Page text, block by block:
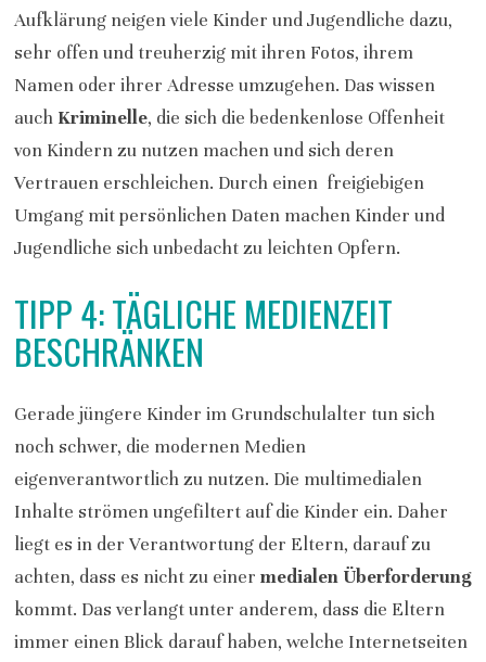
Aufklärung neigen viele Kinder und Jugendliche dazu,
sehr offen und treuherzig mit ihren Fotos, ihrem
Namen oder ihrer Adresse umzugehen. Das wissen
auch Kriminelle, die sich die bedenkenlose Offenheit
von Kindern zu nutzen machen und sich deren
Vertrauen erschleichen. Durch einen freigiebigen
Umgang mit persönlichen Daten machen Kinder und
Jugendliche sich unbedacht zu leichten Opfern.
TIPP 4: TÄGLICHE MEDIENZEIT
BESCHRÄNKEN
Gerade jüngere Kinder im Grundschulalter tun sich
noch schwer, die modernen Medien
eigenverantwortlich zu nutzen. Die multimedialen
Inhalte strömen ungefiltert auf die Kinder ein. Daher
liegt es in der Verantwortung der Eltern, darauf zu
achten, dass es nicht zu einer medialen Überforderung
kommt. Das verlangt unter anderem, dass die Eltern
immer einen Blick darauf haben, welche Internetseiten